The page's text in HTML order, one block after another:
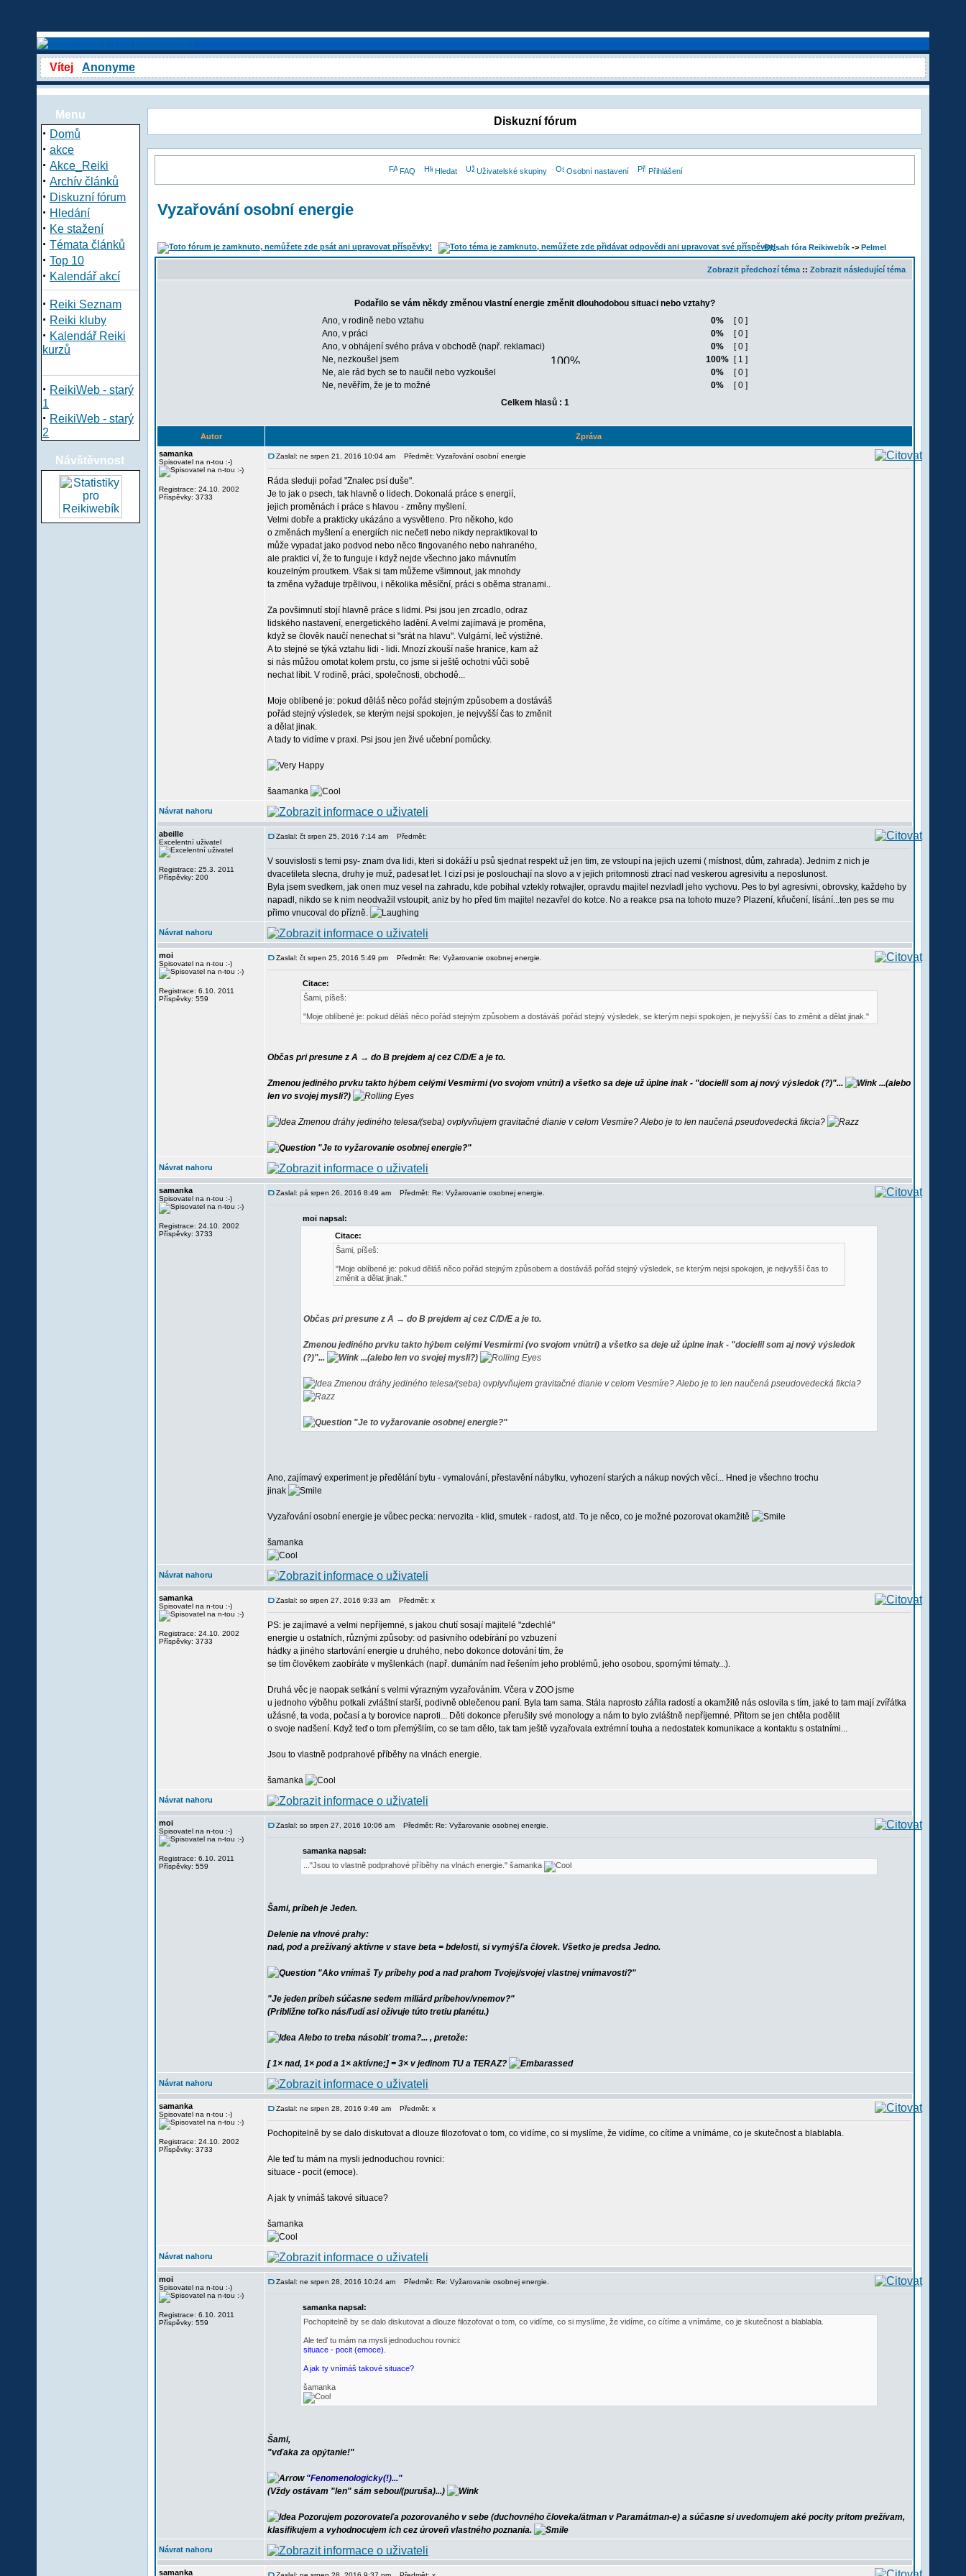
Vítej Anonyme
Menu
· Domů
· akce
· Akce_Reiki
· Archív článků
· Diskuzní fórum
· Hledání
· Ke stažení
· Témata článků
· Top 10
· Kalendář akcí
· Reiki Seznam
· Reiki kluby
· Kalendář Reiki
kurzů
· ReikiWeb - starý
1
· ReikiWeb - starý
2
Návštěvnost
Diskuzní fórum
FAQ Hledat Uživatelské skupiny Osobní nastavení Přihlášení
Vyzařování osobní energie
Obsah fóra Reikiwebík -> Pelmel
Zobrazit předchozí téma :: Zobrazit následující téma
Podařilo se vám někdy změnou vlastní energie změnit dlouhodobou situaci nebo vztahy?
Ano, v rodině nebo vztahu
0%
[ 0 ]
Ano, v práci
0%
[ 0 ]
Ano, v obhájení svého práva v obchodě (např. reklamaci)
0%
[ 0 ]
Ne, nezkoušel jsem
100%
[ 1 ]
Ne, ale rád bych se to naučil nebo vyzkoušel
0%
[ 0 ]
Ne, nevěřím, že je to možné
0%
[ 0 ]
Celkem hlasů : 1
Autor
Zpráva
samanka
Spisovatel na n-tou :-)
Registrace: 24.10. 2002
Příspěvky: 3733
Zaslal: ne srpen 21, 2016 10:04 am Předmět: Vyzařování osobní energie
Ráda sleduji pořad "Znalec psí duše".
Je to jak o psech, tak hlavně o lidech. Dokonalá práce s energií,
jejich proměnách i práce s hlavou - změny myšlení.
Velmi dobře a prakticky ukázáno a vysvětleno. Pro někoho, kdo
o změnách myšlení a energiích nic nečetl nebo nikdy nepraktikoval to
může vypadat jako podvod nebo něco fingovaného nebo nahraného,
ale praktici ví, že to funguje i když nejde všechno jako mávnutím
kouzelným proutkem. Však si tam můžeme všimnout, jak mnohdy
ta změna vyžaduje trpělivou, i několika měsíční, práci s oběma stranami..
Za povšimnutí stojí hlavně práce s lidmi. Psi jsou jen zrcadlo, odraz
lidského nastavení, energetického ladění. A velmi zajímavá je proměna,
když se člověk naučí nenechat si "srát na hlavu". Vulgární, leč výstižné.
A to stejné se týká vztahu lidi - lidi. Mnozí zkouší naše hranice, kam až
si nás můžou omotat kolem prstu, co jsme si ještě ochotni vůči sobě
nechat líbit. V rodině, práci, společnosti, obchodě...
Moje oblíbené je: pokud děláš něco pořád stejným způsobem a dostáváš
pořád stejný výsledek, se kterým nejsi spokojen, je nejvyšší čas to změnit
a dělat jinak.
A tady to vidíme v praxi. Psi jsou jen živé učební pomůcky.
šaamanka
Návrat nahoru
abeille
Excelentní uživatel
Registrace: 25.3. 2011
Příspěvky: 200
Zaslal: čt srpen 25, 2016 7:14 am Předmět:
V souvislosti s temi psy- znam dva lidi, kteri si dokáží u psů sjednat respekt už jen tim, ze vstoupí na jejich uzemi ( místnost, dům, zahrada). Jednim z nich je
dvacetileta slecna, druhy je muž, padesat let. I cizí psi je poslouchají na slovo a v jejich pritomnosti ztrací nad veskerou agresivitu a neposlunost.
Byla jsem svedkem, jak onen muz vesel na zahradu, kde pobihal vztekly rotwajler, opravdu majitel nezvladl jeho vychovu. Pes to byl agresivni, obrovsky, každeho by
napadl, nikdo se k nim neodvažil vstoupit, aniz by ho před tim majitel nezavřel do kotce. No a reakce psa na tohoto muze? Plazení, kňučení, lísání...ten pes se mu
přimo vnucoval do přízně.
Návrat nahoru
moi
Spisovatel na n-tou :-)
Registrace: 6.10. 2011
Příspěvky: 559
Zaslal: čt srpen 25, 2016 5:49 pm Předmět: Re: Vyžarovanie osobnej energie.
Citace:
Šami, píšeš:
"Moje oblíbené je: pokud děláš něco pořád stejným způsobem a dostáváš pořád stejný výsledek, se kterým nejsi spokojen, je nejvyšší čas to změnit a dělat jinak."
Občas pri presune z A → do B prejdem aj cez C/D/E a je to.
Zmenou jediného prvku takto hýbem celými Vesmírmi (vo svojom vnútri) a všetko sa deje už úplne inak - "docielil som aj nový výsledok (?)"...
...(alebo
len vo svojej mysli?)
Zmenou dráhy jediného telesa/(seba) ovplyvňujem gravitačné dianie v celom Vesmíre? Alebo je to len naučená pseudovedecká fikcia?
"Je to vyžarovanie osobnej energie?"
Návrat nahoru
samanka
Spisovatel na n-tou :-)
Registrace: 24.10. 2002
Příspěvky: 3733
Zaslal: pá srpen 26, 2016 8:49 am Předmět: Re: Vyžarovanie osobnej energie.
moi napsal:
Citace:
Šami, píšeš:
"Moje oblíbené je: pokud děláš něco pořád stejným způsobem a dostáváš pořád stejný výsledek, se kterým nejsi spokojen, je nejvyšší čas to
změnit a dělat jinak."
Občas pri presune z A → do B prejdem aj cez C/D/E a je to.
Zmenou jediného prvku takto hýbem celými Vesmírmi (vo svojom vnútri) a všetko sa deje už úplne inak - "docielil som aj nový výsledok
(?)"...
...(alebo len vo svojej mysli?)
Zmenou dráhy jediného telesa/(seba) ovplyvňujem gravitačné dianie v celom Vesmíre? Alebo je to len naučená pseudovedecká fikcia?
"Je to vyžarovanie osobnej energie?"
Ano, zajímavý experiment je předělání bytu - vymalování, přestavění nábytku, vyhození starých a nákup nových věcí... Hned je všechno trochu
jinak
Vyzařování osobní energie je vůbec pecka: nervozita - klid, smutek - radost, atd. To je něco, co je možné pozorovat okamžitě
šamanka
Návrat nahoru
samanka
Spisovatel na n-tou :-)
Registrace: 24.10. 2002
Příspěvky: 3733
Zaslal: so srpen 27, 2016 9:33 am Předmět: x
PS: je zajímavé a velmi nepříjemné, s jakou chutí sosají majitelé "zdechlé"
energie u ostatních, různými způsoby: od pasivního odebírání po vzbuzení
hádky a jiného startování energie u druhého, nebo dokonce dotování tím, že
se tím člověkem zaobíráte v myšlenkách (např. dumáním nad řešením jeho problémů, jeho osobou, spornými tématy...).
Druhá věc je naopak setkání s velmi výrazným vyzařováním. Včera v ZOO jsme
u jednoho výběhu potkali zvláštní starší, podivně oblečenou paní. Byla tam sama. Stála naprosto zářila radostí a okamžitě nás oslovila s tím, jaké to tam mají zvířátka
užásné, ta voda, počasí a ty borovice naproti... Děti dokonce přerušily své monology a nám to bylo zvláštně nepříjemné. Přitom se jen chtěla podělit
o svoje nadšení. Když teď o tom přemýšlím, co se tam dělo, tak tam ještě vyzařovala extrémní touha a nedostatek komunikace a kontaktu s ostatními...
Jsou to vlastně podprahové příběhy na vlnách energie.
šamanka
Návrat nahoru
moi
Spisovatel na n-tou :-)
Registrace: 6.10. 2011
Příspěvky: 559
Zaslal: so srpen 27, 2016 10:06 am Předmět: Re: Vyžarovanie osobnej energie.
samanka napsal:
..."Jsou to vlastně podprahové příběhy na vlnách energie." šamanka
Šami, príbeh je Jeden.
Delenie na vlnové prahy:
nad, pod a prežívaný aktívne v stave beta = bdelosti, si vymýšľa človek. Všetko je predsa Jedno.
"Ako vnímaš Ty príbehy pod a nad prahom Tvojej/svojej vlastnej vnímavosti?"
"Je jeden príbeh súčasne sedem miliárd príbehov/vnemov?"
(Približne toľko nás/ľudí asi oživuje túto tretiu planétu.)
Alebo to treba násobiť troma?... , pretože:
[ 1× nad, 1× pod a 1× aktívne;] = 3× v jedinom TU a TERAZ?
Návrat nahoru
samanka
Spisovatel na n-tou :-)
Registrace: 24.10. 2002
Příspěvky: 3733
Zaslal: ne srpen 28, 2016 9:49 am Předmět: x
Pochopitelně by se dalo diskutovat a dlouze filozofovat o tom, co vidíme, co si myslíme, že vidíme, co cítíme a vnímáme, co je skutečnost a blablabla.
Ale teď tu mám na mysli jednoduchou rovnici:
situace - pocit (emoce).
A jak ty vnímáš takové situace?
šamanka
Návrat nahoru
moi
Spisovatel na n-tou :-)
Registrace: 6.10. 2011
Příspěvky: 559
Zaslal: ne srpen 28, 2016 10:24 am Předmět: Re: Vyžarovanie osobnej energie.
samanka napsal:
Pochopitelně by se dalo diskutovat a dlouze filozofovat o tom, co vidíme, co si myslíme, že vidíme, co cítíme a vnímáme, co je skutečnost a blablabla.
Ale teď tu mám na mysli jednoduchou rovnici:
situace - pocit (emoce).
A jak ty vnímáš takové situace?
šamanka
Šami,
"vďaka za opýtanie!"
"Fenomenologicky(!)..."
(Vždy ostávam "len" sám sebou/(puruša)...)
Pozorujem pozorovateľa pozorovaného v sebe (duchovného človeka/átman v Paramátman-e) a súčasne si uvedomujem aké pocity pritom prežívam,
klasifikujem a vyhodnocujem ich cez úroveň vlastného poznania.
Návrat nahoru
samanka